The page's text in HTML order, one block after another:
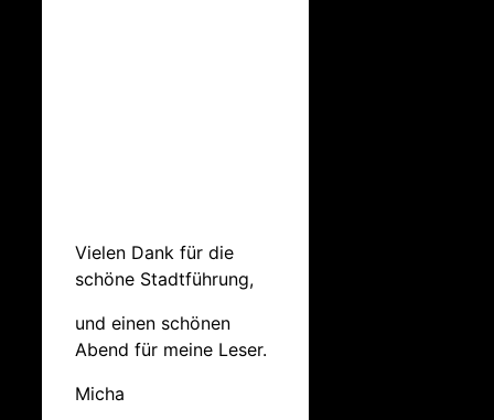
Vielen Dank für die
schöne Stadtführung,
und einen schönen
Abend für meine Leser.
Micha